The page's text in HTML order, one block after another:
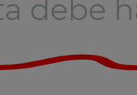
debe